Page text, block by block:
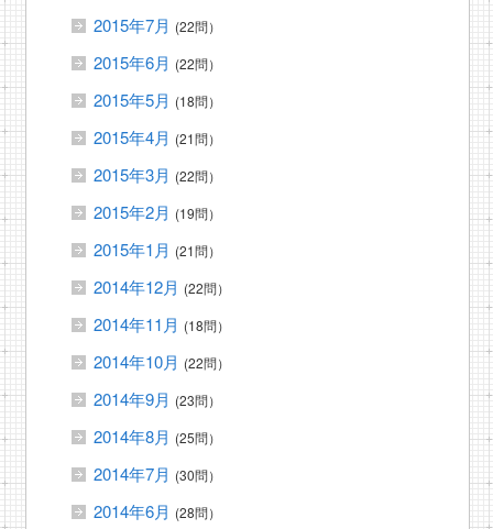
2015年7月 (22問）
2015年6月 (22問）
2015年5月 (18問）
2015年4月 (21問）
2015年3月 (22問）
2015年2月 (19問）
2015年1月 (21問）
2014年12月 (22問）
2014年11月 (18問）
2014年10月 (22問）
2014年9月 (23問）
2014年8月 (25問）
2014年7月 (30問）
2014年6月 (28問）